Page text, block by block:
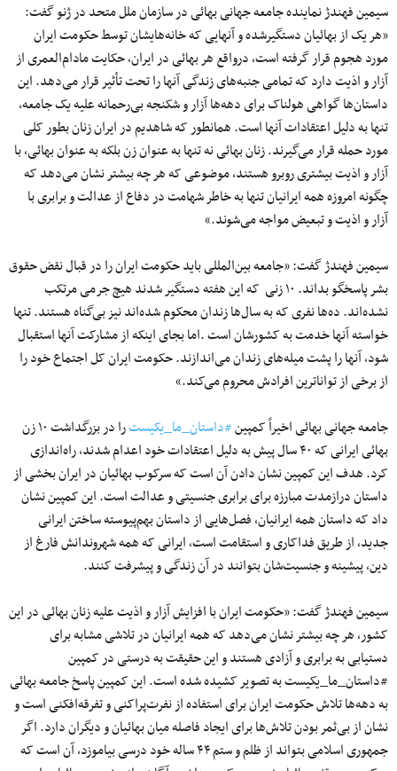
سیمین فهندژ نماینده جامعه جهانی بهائی در سازمان ملل متحد در ژنو گفت:
«هر یک از بهائیان دستگیرشده و آنهایی که خانه‌هایشان توسط حکومت ایران
مورد هجوم قرار گرفته است، درواقع هر بهائی در ایران، حکایت مادام‌العمری از
آزار و اذیت دارد که تمامی جنبه‌های زندگی آنها را تحت تأثیر قرار می‌دهد. این
داستان‌ها گواهی هولناک برای دهه‌ها آزار و شکنجه بی‌رحمانه علیه یک جامعه،
تنها به دلیل اعتقادات آنها است. همانطور که شاهدیم در ایران زنان بطور کلی
مورد حمله قرار می‌گیرند. زنان بهائی نه تنها به عنوان زن بلکه به عنوان بهائی، با
آزار و اذیت بیشتری روبرو هستند، موضوعی که هر چه بیشتر نشان می‌دهد که
چگونه امروزه همه ایرانیان تنها به خاطر شهامت در دفاع از عدالت و برابری با
آزار و اذیت و تبعیض مواجه می‌شوند.»
سیمین فهندژ گفت: «جامعه بین‌المللی باید حکومت ایران را در قبال نقض حقوق
بشر پاسخگو بداند. ۱۰ زنی که این هفته دستگیر شدند هیچ جرمی مرتکب
نشده‌اند. ده‌ها نفری که به سال‌ها زندان محکوم شده‌اند نیز بی‌گناه هستند. تنها
خواسته آنها خدمت به کشورشان است .اما بجای اینکه از مشارکت آنها استقبال
شود، آنها را پشت میله‌های زندان می‌اندازند. حکومت ایران کل اجتماع خود را
از برخی از تواناترین افرادش محروم می‌کند.»
جامعه جهانی بهائی اخیراً کمپین#داستان_ما_یکیست
را در بزرگداشت ۱۰ زن
بهائی ایرانی که ۴۰ سال پیش به دلیل اعتقادات خود اعدام شدند، راه‌اندازی
کرد. هدف این کمپین نشان‌ دادن آن است که سرکوب بهائیان در ایران بخشی از
داستان درازمدت مبارزه برای برابری جنسیتی و عدالت است. این کمپین نشان
داد که داستان همه ایرانیان، فصل‌هایی از داستان بهم‌پیوسته ساختن ایرانی
جدید، از طریق فداکاری و استقامت است، ایرانی که همه شهروندانش فارغ از
دین، پیشینه و جنسیت‌شان بتوانند در آن زندگی و پیشرفت کنند.
سیمین فهندژ گفت: «حکومت ایران با افزایش آزار و اذیت علیه زنان بهائی در این
کشور، هر چه بیشتر نشان می‌دهد که همه ایرانیان در تلاشی مشابه برای
دستیابی به برابری و آزادی هستند و این حقیقت به درستی در کمپین
#داستان_ما_یکیست به تصویر کشیده شده است. این کمپین پاسخ جامعه بهائی
به دهه‌ها تلاش حکومت ایران برای استفاده از نفرت‌پراکنی و تفرقه‌افکنی است و
نشان از بی‌ثمر بودن تلاش‌ها برای ایجاد فاصله میان بهائیان و دیگران دارد. اگر
جمهوری اسلامی بتواند از ظلم و ستم ۴۴ ساله خود درسی بیاموزد، آن است که